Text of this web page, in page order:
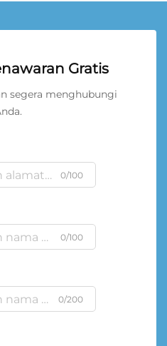
Gratis
segera menghubungi
0/100
0/100
0/200